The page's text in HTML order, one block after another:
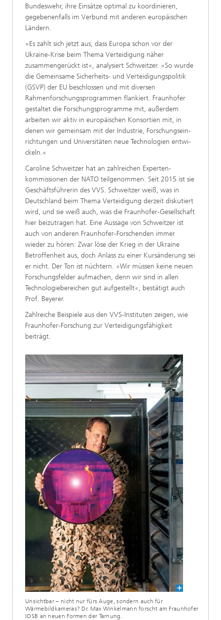
Bundeswehr, ihre Einsätze optimal zu koordinieren,
gegebenenfalls im Ver­bund mit anderen europäischen
Ländern.
»Es zahlt sich jetzt aus, dass Europa schon vor der
Ukraine-Krise beim Thema Verteidigung nä­her
zusammengerückt ist«, analysiert Schweitzer. »So wurde
die Gemeinsame Sicherheits- und Ver­teidigungspolitik
(GSVP) der EU beschlossen und mit di­versen
Rahmenforschungs­programmen flankiert. Fraunhofer
gestaltet die For­schungsprogramme mit, au­ßerdem
arbeiten wir aktiv in europäischen Konsortien mit, in
denen wir gemeinsam mit der Industrie, Forschungsein­
richtungen und Universitäten neue Technologien entwi­
ckeln.«
Caroline Schweitzer hat an zahlreichen Experten­
kommissionen der NATO teil­genommen. Seit 2015 ist sie
Geschäftsführerin des VVS. Schweitzer weiß, was in
Deutschland beim Thema Verteidigung derzeit disku­tiert
wird, und sie weiß auch, was die Fraunhofer-Gesell­schaft
hier beizutragen hat. Eine Aussage von Schweitzer ist
auch von anderen Fraunhofer-Forschenden immer
wieder zu hören: Zwar löse der Krieg in der Ukraine
Betroffenheit aus, doch Anlass zu ei­ner Kursänderung sei
er nicht. Der Ton ist nüch­tern. »Wir müssen keine neuen
Forschungsfelder aufmachen, denn wir sind in allen
Technologie­bereichen gut aufgestellt«, bestätigt auch
Prof. Beyerer.
Zahlreiche Beispiele aus den VVS-Instituten zeigen, wie
Fraunhofer-Forschung zur Verteidi­gungsfähigkeit
beiträgt.
Unsichtbar – nicht nur fürs Auge, sondern auch für
Wärmebildkameras? Dr. Max Winkelmann forscht am Fraunhofer
IOSB an neuen Formen der Tarnung.